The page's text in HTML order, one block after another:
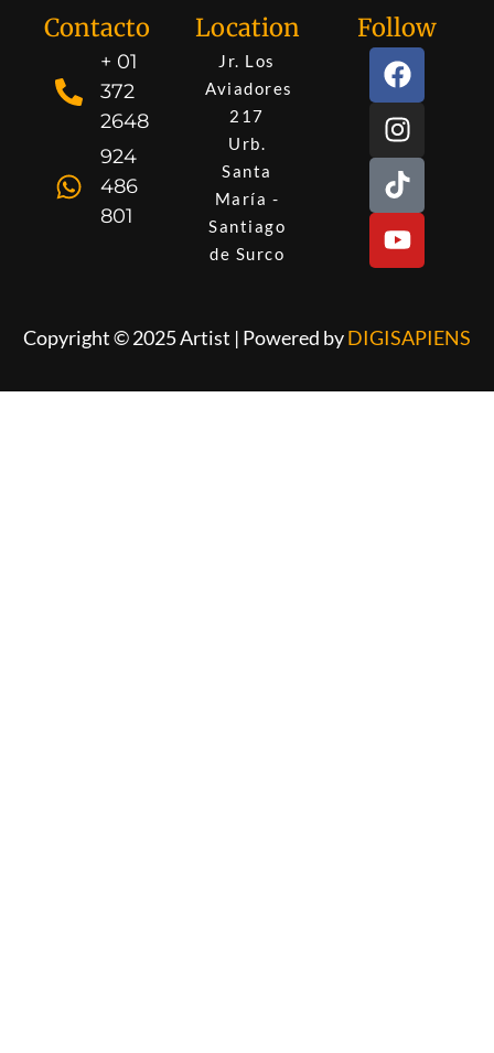
Contacto
+ 01
372
2648
924
486
801
Location
Jr. Los
Aviadores
217
Urb.
Santa
María -
Santiago
de Surco
Follow
Copyright © 2025 Artist | Powered byDIGISAPIENS